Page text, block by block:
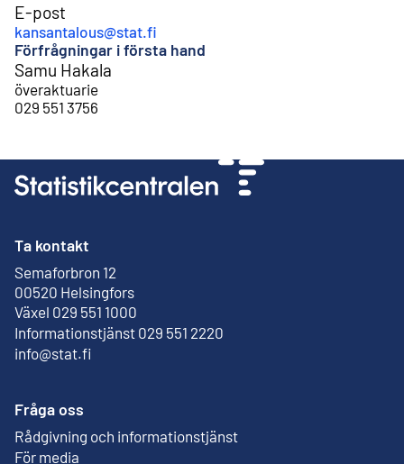
E-post
kansantalous@stat.fi
Förfrågningar i första hand
Samu Hakala
överaktuarie
029 551 3756
Ta kontakt
Semaforbron 12
00520 Helsingfors
Extern länk
Växel 029 551 1000
Informationstjänst 029 551 2220
info@stat.fi
Fråga oss
Rådgivning och informationstjänst
För media